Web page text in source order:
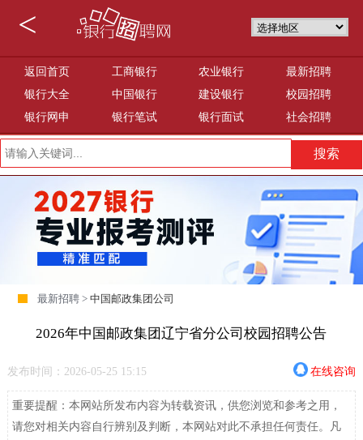
<
返回首页 工商银行 农业银行
最新招聘
银行大全
中国银行 建设银行
校园招聘
银行网申
银行笔试 银行面试 社会招聘
最新招聘 >中国邮政集团公司
2026年中国邮政集团辽宁省分公司校园招聘公告
发布时间：2026-05-25 15:15 在线咨询
重要提醒：本网站所发布内容为转载资讯，供您浏览和参考之用，
请您对相关内容自行辨别及判断，本网站对此不承担任何责任。凡